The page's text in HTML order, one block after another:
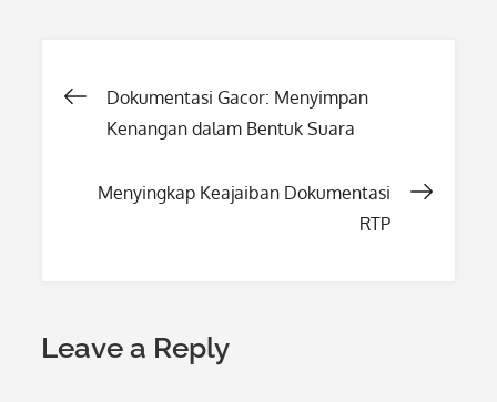
Post
Dokumentasi Gacor: Menyimpan
Kenangan dalam Bentuk Suara
Menyingkap Keajaiban Dokumentasi
RTP
Leave a Reply